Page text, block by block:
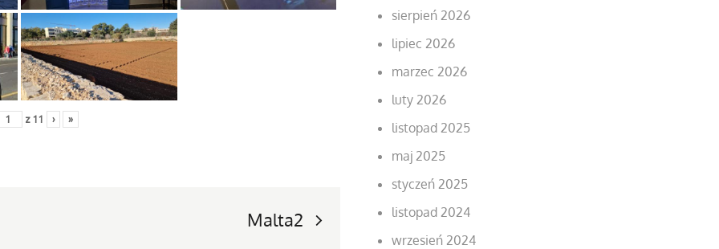
z 11 › »
Malta2
sierpień 2026
lipiec 2026
marzec 2026
luty 2026
listopad 2025
maj 2025
styczeń 2025
listopad 2024
wrzesień 2024